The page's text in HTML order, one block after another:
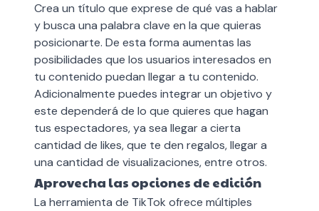
Crea un título que exprese de qué vas a hablar
y busca una palabra clave en la que quieras
posicionarte. De esta forma aumentas las
posibilidades que los usuarios interesados en
tu contenido puedan llegar a tu contenido.
Adicionalmente puedes integrar un objetivo y
este dependerá de lo que quieres que hagan
tus espectadores, ya sea llegar a cierta
cantidad de likes, que te den regalos, llegar a
una cantidad de visualizaciones, entre otros.
Aprovecha las opciones de edición
La herramienta de TikTok ofrece múltiples